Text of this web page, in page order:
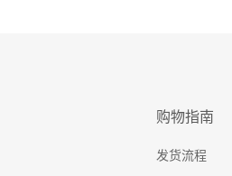
购物指南
发货流程